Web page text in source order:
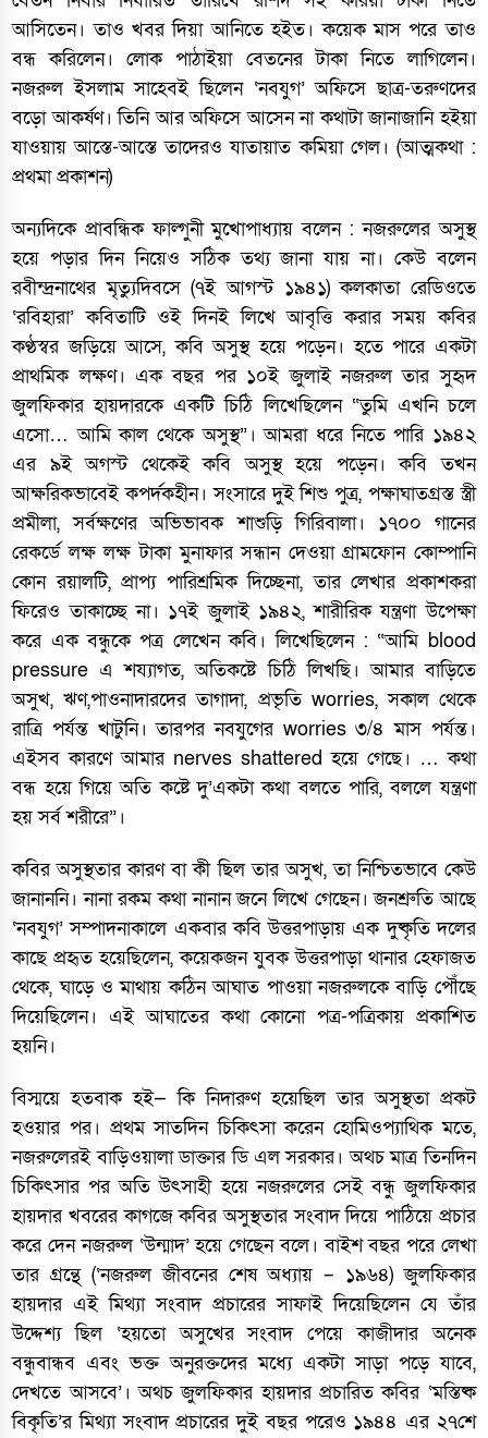
আসিতেন। তাও খবর দিয়া আনিতে হইত। কয়েক মাস পরে তাও
বন্ধ করিলেন। লোক পাঠাইয়া বেতনের টাকা নিতে লাগিলেন।
নজরুল ইসলাম সাহেবই ছিলেন ‘নবযুগ’ অফিসে ছাত্র-তরুণদের
বড়ো আকর্ষণ। তিনি আর অফিসে আসেন না কথাটা জানাজানি হইয়া
যাওয়ায় আস্তে-আস্তে তাদেরও যাতায়াত কমিয়া গেল। (আত্মকথা :
প্রথমা প্রকাশন)
অন্যদিকে প্রাবন্ধিক ফাল্গুনী মুখোপাধ্যায় বলেন : নজরুলের অসুস্থ
হয়ে পড়ার দিন নিয়েও সঠিক তথ্য জানা যায় না। কেউ বলেন
রবীন্দ্রনাথের মৃত্যুদিবসে (৭ই আগস্ট ১৯৪১) কলকাতা রেডিওতে
‘রবিহারা’ কবিতাটি ওই দিনই লিখে আবৃত্তি করার সময় কবির
কণ্ঠস্বর জড়িয়ে আসে, কবি অসুস্থ হয়ে পড়েন। হতে পারে একটা
প্রাথমিক লক্ষণ। এক বছর পর ১০ই জুলাই নজরুল তার সুহৃদ
জুলফিকার হায়দারকে একটি চিঠি লিখেছিলেন “তুমি এখনি চলে
এসো… আমি কাল থেকে অসুস্থ”। আমরা ধরে নিতে পারি ১৯৪২
এর ৯ই অগস্ট থেকেই কবি অসুস্থ হয়ে পড়েন। কবি তখন
আক্ষরিকভাবেই কপর্দকহীন। সংসারে দুই শিশু পুত্র, পক্ষাঘাতগ্রস্ত স্ত্রী
প্রমীলা, সর্বক্ষণের অভিভাবক শাশুড়ি গিরিবালা। ১৭০০ গানের
রেকর্ডে লক্ষ লক্ষ টাকা মুনাফার সন্ধান দেওয়া গ্রামফোন কোম্পানি
কোন রয়ালটি, প্রাপ্য পারিশ্রমিক দিচ্ছেনা, তার লেখার প্রকাশকরা
ফিরেও তাকাচ্ছে না। ১৭ই জুলাই ১৯৪২, শারীরিক যন্ত্রণা উপেক্ষা
করে এক বন্ধুকে পত্র লেখেন কবি। লিখেছিলেন : “আমি blood
pressure এ শয্যাগত, অতিকষ্টে চিঠি লিখছি। আমার বাড়িতে
অসুখ, ঋণ,পাওনাদারদের তাগাদা, প্রভৃতি worries, সকাল থেকে
রাত্রি পর্যন্ত খাটুনি। তারপর নবযুগের worries ৩/৪ মাস পর্যন্ত।
এইসব কারণে আমার nerves shattered হয়ে গেছে। … কথা
বন্ধ হয়ে গিয়ে অতি কষ্টে দু’একটা কথা বলতে পারি, বললে যন্ত্রণা
হয় সর্ব শরীরে”।
কবির অসুস্থতার কারণ বা কী ছিল তার অসুখ, তা নিশ্চিতভাবে কেউ
জানাননি। নানা রকম কথা নানান জনে লিখে গেছেন। জনশ্রুতি আছে
‘নবযুগ’ সম্পাদনাকালে একবার কবি উত্তরপাড়ায় এক দুষ্কৃতি দলের
কাছে প্রহৃত হয়েছিলেন, কয়েকজন যুবক উত্তরপাড়া থানার হেফাজত
থেকে, ঘাড়ে ও মাথায় কঠিন আঘাত পাওয়া নজরুলকে বাড়ি পৌঁছে
দিয়েছিলেন। এই আঘাতের কথা কোনো পত্র-পত্রিকায় প্রকাশিত
হয়নি।
বিস্ময়ে হতবাক হই— কি নিদারুণ হয়েছিল তার অসুস্থতা প্রকট
হওয়ার পর। প্রথম সাতদিন চিকিৎসা করেন হোমিওপ্যাথিক মতে,
নজরুলেরই বাড়িওয়ালা ডাক্তার ডি এল সরকার। অথচ মাত্র তিনদিন
চিকিৎসার পর অতি উৎসাহী হয়ে নজরুলের সেই বন্ধু জুলফিকার
হায়দার খবরের কাগজে কবির অসুস্থতার সংবাদ দিয়ে পাঠিয়ে প্রচার
করে দেন নজরুল ‘উন্মাদ’ হয়ে গেছেন বলে। বাইশ বছর পরে লেখা
তার গ্রন্থে (‘নজরুল জীবনের শেষ অধ্যায় – ১৯৬৪) জুলফিকার
হায়দার এই মিথ্যা সংবাদ প্রচারের সাফাই দিয়েছিলেন যে তাঁর
উদ্দেশ্য ছিল ‘হয়তো অসুখের সংবাদ পেয়ে কাজীদার অনেক
বন্ধুবান্ধব এবং ভক্ত অনুরক্তদের মধ্যে একটা সাড়া পড়ে যাবে,
দেখতে আসবে’। অথচ জুলফিকার হায়দার প্রচারিত কবির ‘মস্তিষ্ক
বিকৃতি’র মিথ্যা সংবাদ প্রচারের দুই বছর পরেও ১৯৪৪ এর ২৭শে